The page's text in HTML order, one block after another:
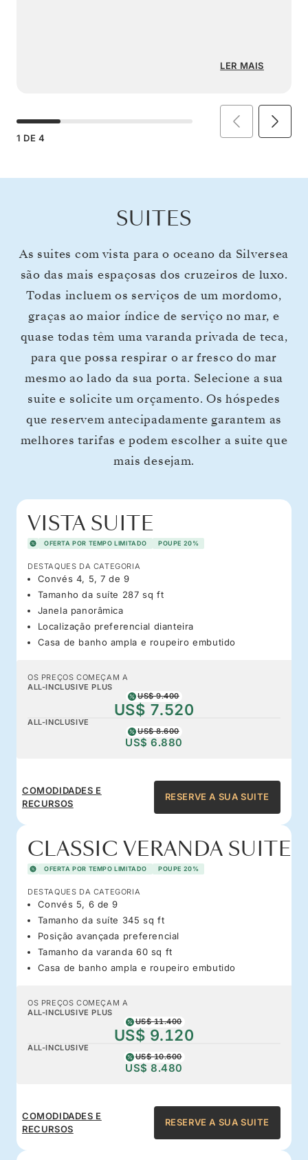
LER MAIS
1 DE 4
SUITES
As suites com vista para o oceano da Silversea
são das mais espaçosas dos cruzeiros de luxo.
Todas incluem os serviços de um mordomo,
graças ao maior índice de serviço no mar, e
quase todas têm uma varanda privada de teca,
para que possa respirar o ar fresco do mar
mesmo ao lado da sua porta. Selecione a sua
suite e solicite um orçamento. Os hóspedes
que reservem antecipadamente garantem as
melhores tarifas e podem escolher a suite que
mais desejam.
VISTA SUITE
OFERTA POR TEMPO LIMITADO POUPE 20%
DESTAQUES DA CATEGORIA
Convés 4, 5, 7 de 9
Tamanho da suíte 287 sq ft
Janela panorâmica
Localização preferencial dianteira
Casa de banho ampla e roupeiro embutido
OS PREÇOS COMEÇAM A
ALL-INCLUSIVE PLUS
US$ 9.400
US$ 7.520
ALL-INCLUSIVE
US$ 8.600
US$ 6.880
COMODIDADES E
RECURSOS
RESERVE A SUA SUITE
CLASSIC VERANDA SUITE
OFERTA POR TEMPO LIMITADO POUPE 20%
DESTAQUES DA CATEGORIA
Convés 5, 6 de 9
Tamanho da suíte 345 sq ft
Posição avançada preferencial
Tamanho da varanda 60 sq ft
Casa de banho ampla e roupeiro embutido
OS PREÇOS COMEÇAM A
ALL-INCLUSIVE PLUS
US$ 11.400
US$ 9.120
ALL-INCLUSIVE
US$ 10.600
US$ 8.480
COMODIDADES E
RECURSOS
RESERVE A SUA SUITE